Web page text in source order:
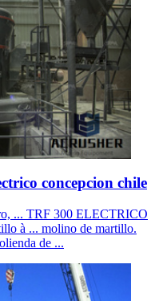
concepcion chile
... TRF 300 ELECTRICO
à ... molino de martillo.
de ...